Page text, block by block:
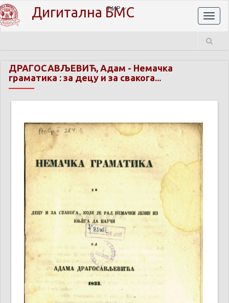
Дигитална БМС
ЋИР
ДРАГОСАВЉЕВИЋ, Адам - Немачка
граматика : за децу и за свакога...